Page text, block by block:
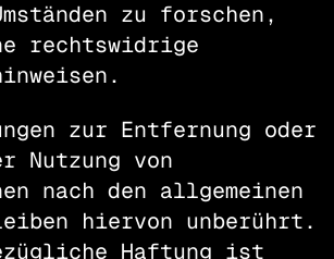
zu forschen,
rechtswidrige
zur Entfernung oder
Nutzung von
nach den allgemeinen
hiervon unberührt.
Haftung ist